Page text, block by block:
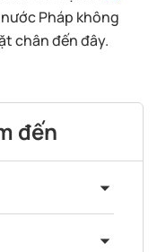
Pháp không
chân đến đây.
đến